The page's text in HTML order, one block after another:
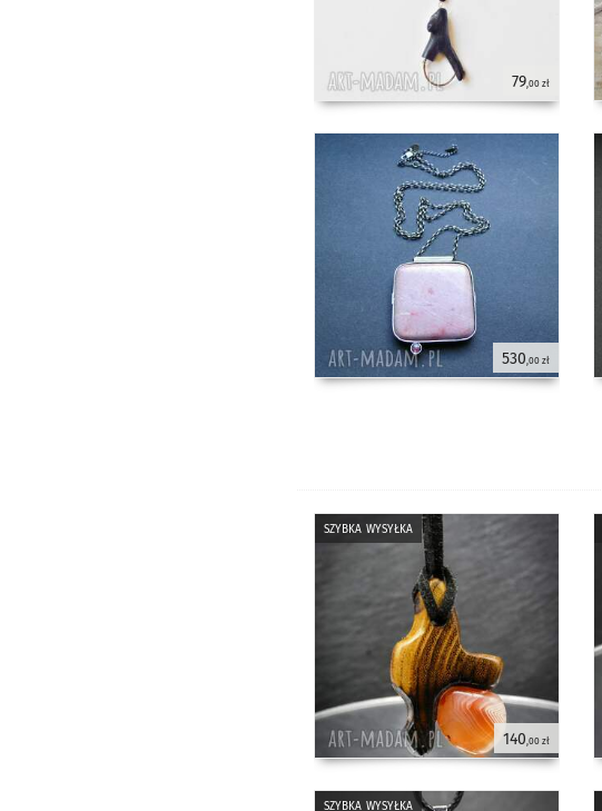
79,00 zł
530,00 zł
szybka wysyłka
140,00 zł
szybka wysyłka